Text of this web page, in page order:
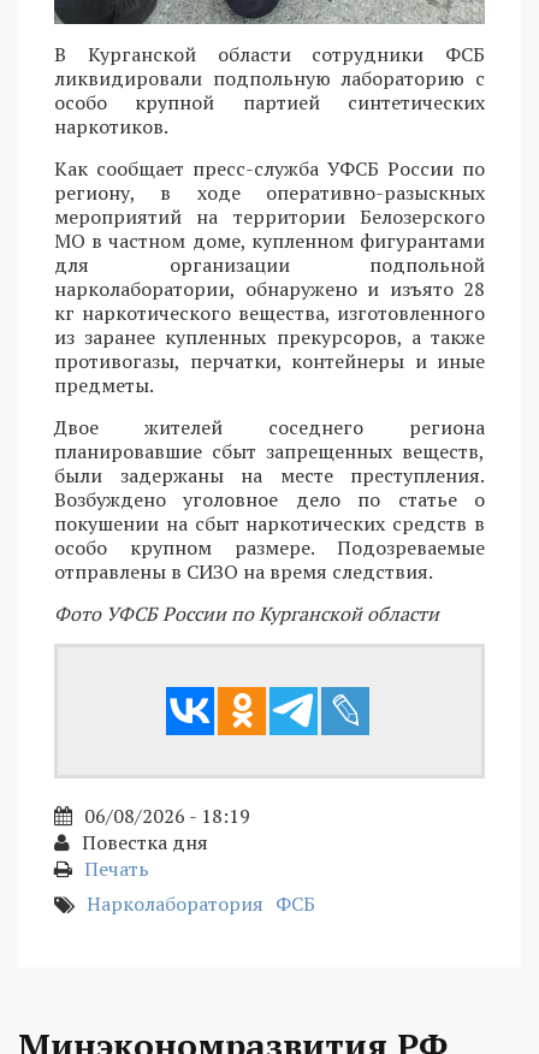
В Курганской области сотрудники ФСБ
ликвидировали подпольную лабораторию с
особо крупной партией синтетических
наркотиков.
Как сообщает пресс-служба УФСБ России по
региону, в ходе оперативно-разыскных
мероприятий на территории Белозерского
МО в частном доме, купленном фигурантами
для организации подпольной
нарколаборатории, обнаружено и изъято 28
кг наркотического вещества, изготовленного
из заранее купленных прекурсоров, а также
противогазы, перчатки, контейнеры и иные
предметы.
Двое жителей соседнего региона
планировавшие сбыт запрещенных веществ,
были задержаны на месте преступления.
Возбуждено уголовное дело по статье о
покушении на сбыт наркотических средств в
особо крупном размере. Подозреваемые
отправлены в СИЗО на время следствия.
Фото УФСБ России по Курганской области
06/08/2026 - 18:19
Повестка дня
Печать
Нарколаборатория ФСБ
Минэкономразвития РФ